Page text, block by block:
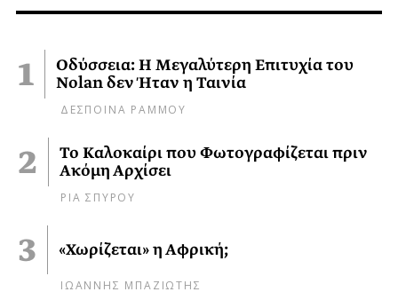
Οδύσσεια: Η Μεγαλύτερη Επιτυχία του
Nolan δεν Ήταν η Ταινία
ΔΕΣΠΟΙΝΑ ΡΑΜΜΟΥ
Το Καλοκαίρι που Φωτογραφίζεται πριν
Ακόμη Αρχίσει
ΡΙΑ ΣΠΥΡΟΥ
«Χωρίζεται» η Αφρική;
ΙΩΑΝΝΗΣ ΜΠΑΖΙΩΤΗΣ